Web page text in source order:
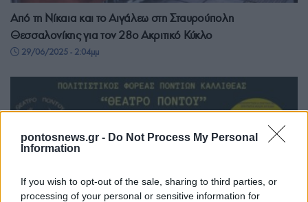
pontosnews.gr - Do Not Process My Personal
Information
If you wish to opt-out of the sale, sharing to third parties, or
processing of your personal or sensitive information for
Από τη Νίκαια και το Αιγάλεω στη Σταυρούπολη
Θεσσαλονίκης για τον 28ο Ακριτικό Κύκλο
29/06/2025 - 2:04μμ